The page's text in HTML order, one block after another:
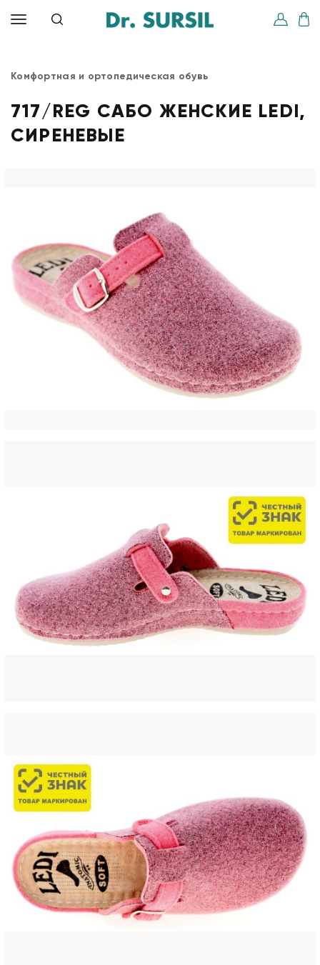
Комфортная и ортопедическая обувь
717/REG САБО ЖЕНСКИЕ LEDI,
СИРЕНЕВЫЕ